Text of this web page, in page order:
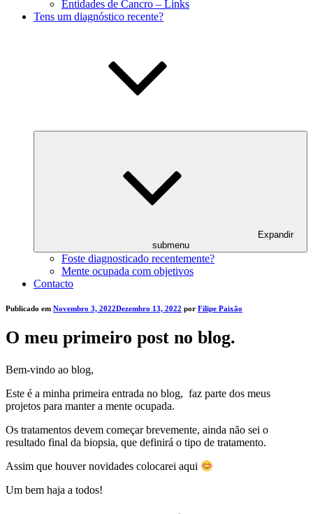
Entidades de Cancro – Links
Tens um diagnóstico recente?
Expandir
submenu
Foste diagnosticado recentemente?
Mente ocupada com objetivos
Contacto
Publicado em Novembro 3, 2022Dezembro 13, 2022 por Filipe Paixão
O meu primeiro post no blog.
Bem-vindo ao blog,
Este é a minha primeira entrada no blog, faz parte dos meus
projetos para manter a mente ocupada.
Os tratamentos devem começar brevemente, ainda não sei o
resultado final da biopsia, que definirá o tipo de tratamento.
Assim que houver novidades colocarei aqui
Um bem haja a todos!